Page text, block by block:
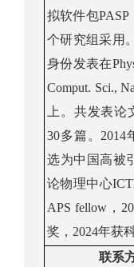
拟软件包PASP
个研究组采用
身份发表在
Comput. Sci.,
上。共发表论
30多篇。 2014
选为中国高被
论物理中心
APS fellow ，
奖， 2024年获
联系